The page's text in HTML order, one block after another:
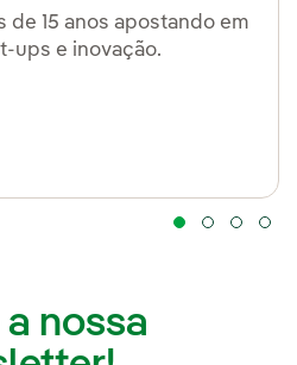
de 15 anos apostando em
ups e inovação.
nossa